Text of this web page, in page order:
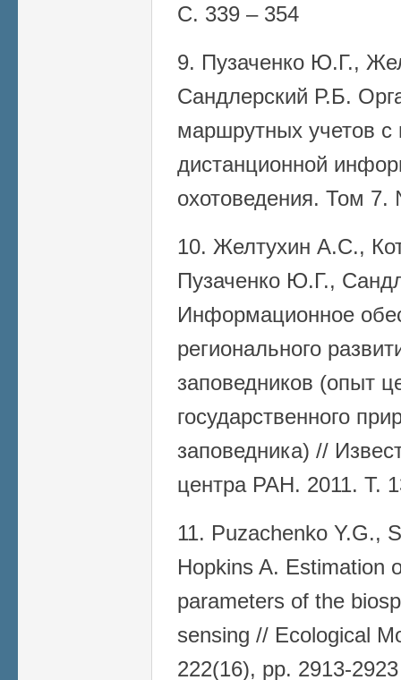
С. 339 – 354
9. Пузаченко Ю.Г.,
Сандлерский Р.Б.
маршрутных учетов с
дистанционной
охотоведения. Том
10. Желтухин А.С.,
Пузаченко Ю.Г.,
Информационное
регионального
заповедников (опыт
государственного
заповедника) //
центра РАН. 2011. Т.
11. Puzachenko Y.G.,
Hopkins A. Estimation
parameters of the
sensing // Ecological
222(16), pp. 2913-2923